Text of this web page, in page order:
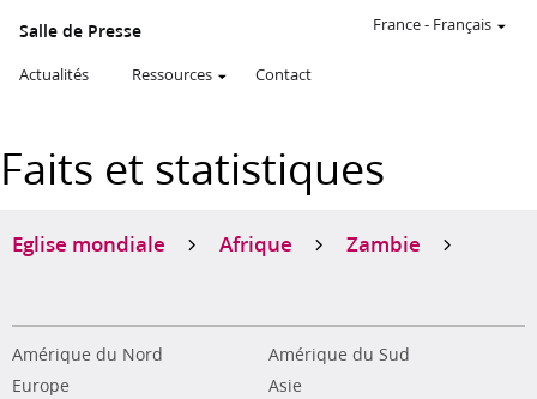
Salle de Presse
Actualités Ressources Contact
France- Français
Faits et statistiques
Eglise mondiale Afrique Zambie
Amérique du Nord
Amérique du Sud
Europe
Asie